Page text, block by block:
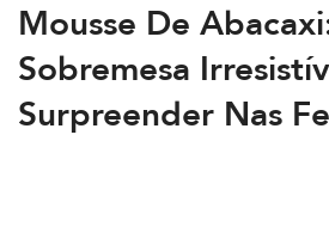
Mousse De
Sobremesa
Surpreender Nas